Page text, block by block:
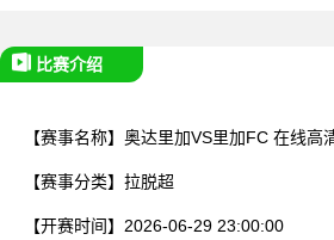
比赛介绍
【赛事名称】 奥达里加VS里加FC 在线高
【赛事分类】 拉脱超
【开赛时间】 2026-06-29 23:00:00